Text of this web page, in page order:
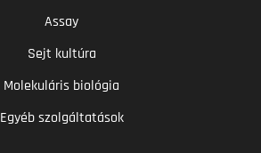
Assay
Sejt kultúra
Molekuláris biológia
Egyéb szolgáltatások